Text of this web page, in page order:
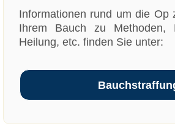
Informationen rund um die Op
Ihrem Bauch zu Methoden,
Heilung, etc. finden Sie unter: